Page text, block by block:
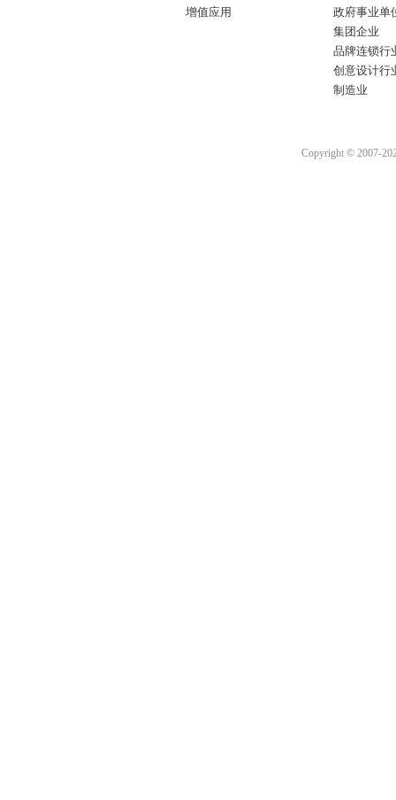
增值应用
政府事业单
集团企业
品牌连锁行
创意设计行
制造业
Copyright © 2007-